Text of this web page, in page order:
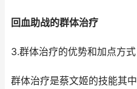
回血助战的群体治疗
3.群体治疗的优势和加点方式
群体治疗是蔡文姬的技能其